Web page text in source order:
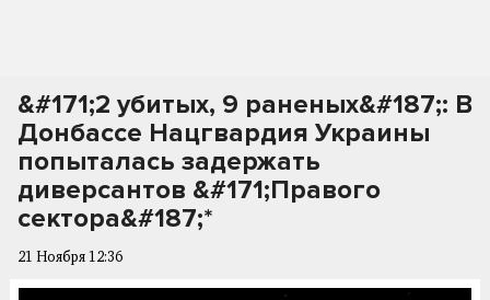
&#171;2 убитых, 9 раненых&#187;: В
Донбассе Нацгвардия Украины
попыталась задержать
диверсантов &#171;Правого
сектора&#187;*
21 Ноября 12:36